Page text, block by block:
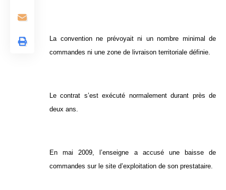
La convention ne prévoyait ni un nombre minimal de
commandes ni une zone de livraison territoriale définie.
Le contrat s’est exécuté normalement durant près de
deux ans.
En mai 2009, l’enseigne a accusé une baisse de
commandes sur le site d’exploitation de son prestataire.